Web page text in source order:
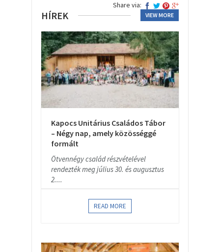
Share via:
HÍREK VIEW MORE
Kapocs Unitárius Családos Tábor
– Négy nap, amely közösséggé
formált
Ötvennégy család részvételével
rendezték meg július 30. és augusztus
2....
READ MORE